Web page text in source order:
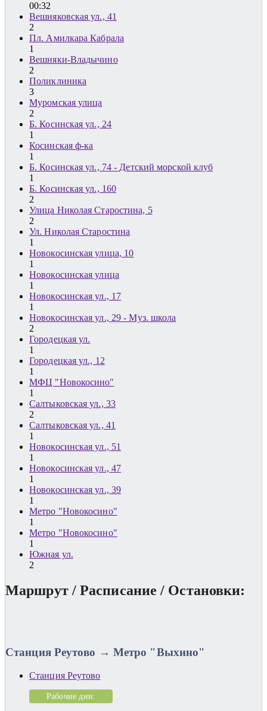
00:32
Вешняковская ул., 41
2
Пл. Амилкара Кабрала
1
Вешняки-Владычино
2
Поликлиника
3
Муромская улица
2
Б. Косинская ул., 24
1
Косинская ф-ка
1
Б. Косинская ул., 74 - Детский морской клуб
1
Б. Косинская ул., 160
2
Улица Николая Старостина, 5
2
Ул. Николая Старостина
1
Новокосинская улица, 10
1
Новокосинская улица
1
Новокосинская ул., 17
1
Новокосинская ул., 29 - Муз. школа
2
Городецкая ул.
1
Городецкая ул., 12
1
МФЦ "Новокосино"
1
Салтыковская ул., 33
2
Салтыковская ул., 41
1
Новокосинская ул., 51
1
Новокосинская ул., 47
1
Новокосинская ул., 39
1
Метро "Новокосино"
1
Метро "Новокосино"
1
Южная ул.
2
Маршрут / Расписание / Остановки:
Станция Реутово → Метро "Выхино"
Станция Реутово
Рабочие дни: